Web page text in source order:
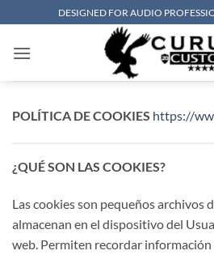
al
contenido
DESIGNED FOR AUDIO
POLÍTICA DE COOKIES https://
¿QUÉ SON LAS COOKIES?
Las cookies son pequeños archivos
almacenan en el dispositivo del
web. Permiten recordar información